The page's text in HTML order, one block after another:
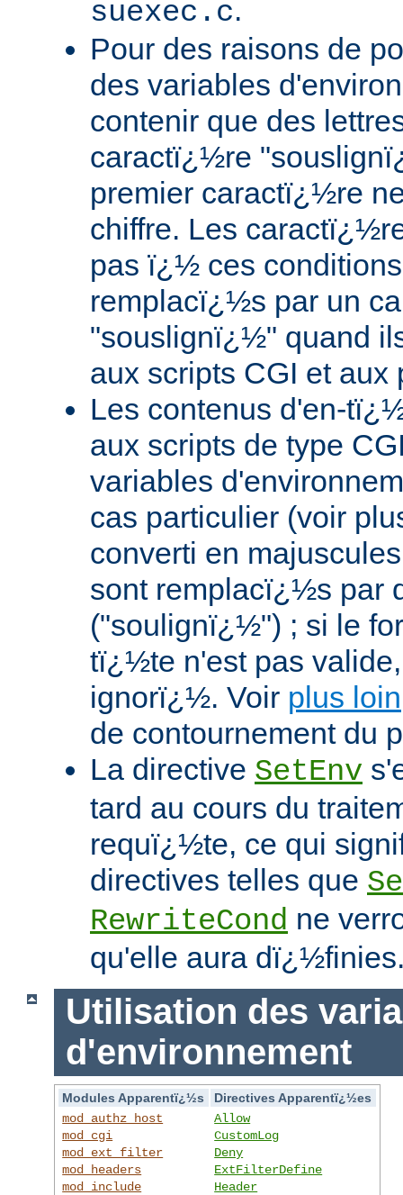
suexec.c.
Pour des raisons de
des variables
contenir que des
caractï¿½re
premier caractï¿½re
chiffre. Les
pas ï¿½ ces
remplacï¿½s par un
"souslignï¿½" quand
aux scripts CGI et aux
Les contenus d'en-
aux scripts de type
variables
cas particulier (voir
converti en
sont remplacï¿½s par
("soulignï¿½") ; si le
tï¿½te n'est pas
ignorï¿½. Voir plus loin
de contournement du
La directive SetEnv
tard au cours du
requï¿½te, ce qui
directives telles que
RewriteCond ne
qu'elle aura
Utilisation des
d'environnement
Modules Apparentï¿½s
Directives Apparentï¿½es
mod_authz_host
mod_cgi
mod_ext_filter
mod_headers
mod_include
Allow
CustomLog
Deny
ExtFilterDefine
Header